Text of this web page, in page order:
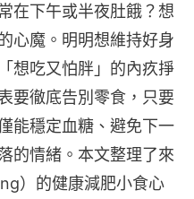
在下午或半夜肚餓？想
心魔。明明想維持好身
想吃又怕胖」的內疚掙
要徹底告別零食，只要
能穩定血糖、避免下一
的情緒。本文整理了來
）的健康減肥小食心